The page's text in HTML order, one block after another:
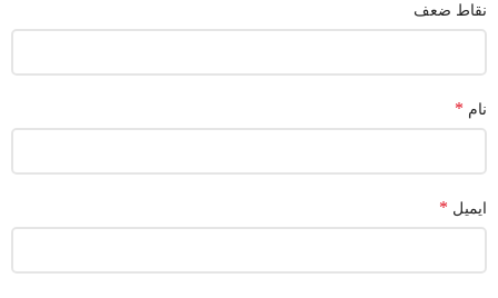
نقاط ضعف
نام *
ایمیل *